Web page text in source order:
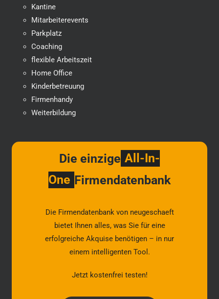
Kantine
Mitarbeiterevents
Parkplatz
Coaching
flexible Arbeitszeit
Home Office
Kinderbetreuung
Firmenhandy
Weiterbildung
Die einzige All-In-
One Firmendatenbank
Die Firmendatenbank von neugeschaeft
bietet Ihnen alles, was Sie für eine
erfolgreiche Akquise benötigen – in nur
einem intelligenten Tool.
Jetzt kostenfrei testen!